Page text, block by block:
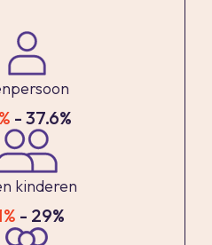
aan de voorzijde en is
Deze kamer is thans
de kasten blijven
aan de voorzijde en
- 37.6%
kinderen
- 29%